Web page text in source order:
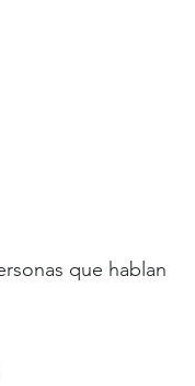
que hablan